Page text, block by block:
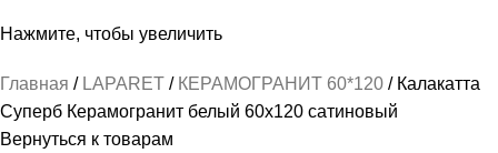
Нажмите, чтобы увеличить
Главная LAPARET КЕРАМОГРАНИТ 60*120
Калакатта
Суперб Керамогранит белый 60х120 сатиновый
Вернуться к товарам